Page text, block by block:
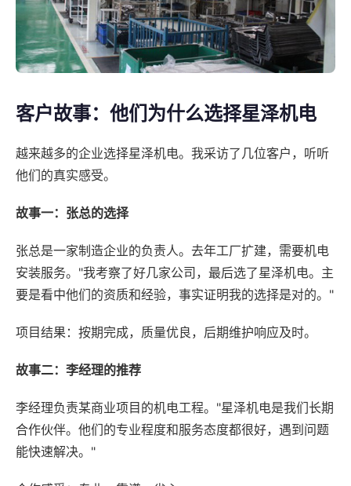
客户故事：他们为什么选择星泽机电
越来越多的企业选择星泽机电。我采访了几位客户，听听
他们的真实感受。
故事一：张总的选择
张总是一家制造企业的负责人。去年工厂扩建，需要机电
安装服务。"我考察了好几家公司，最后选了星泽机电。主
要是看中他们的资质和经验，事实证明我的选择是对的。"
项目结果：按期完成，质量优良，后期维护响应及时。
故事二：李经理的推荐
李经理负责某商业项目的机电工程。"星泽机电是我们长期
合作伙伴。他们的专业程度和服务态度都很好，遇到问题
能快速解决。"